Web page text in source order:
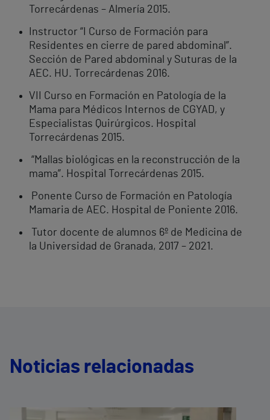
Torrecárdenas – Almería 2015.
Instructor “I Curso de Formación para
Residentes en cierre de pared abdominal”.
Sección de Pared abdominal y Suturas de la
AEC. HU. Torrecárdenas 2016.
VII Curso en Formación en Patología de la
Mama para Médicos Internos de CGYAD, y
Especialistas Quirúrgicos. Hospital
Torrecárdenas 2015.
“Mallas biológicas en la reconstrucción de la
mama”. Hospital Torrecárdenas 2015.
Ponente Curso de Formación en Patología
Mamaria de AEC. Hospital de Poniente 2016.
Tutor docente de alumnos 6º de Medicina de
la Universidad de Granada, 2017 – 2021.
Noticias relacionadas